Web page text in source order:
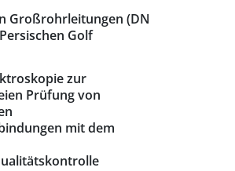
Großrohrleitungen (DN
Golf
zur
Prüfung von
mit dem